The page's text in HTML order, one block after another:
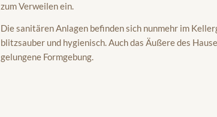
zum Verweilen ein.
Die sanitären Anlagen befinden sich nunmehr im
blitzsauber und hygienisch. Auch das Äußere des
gelungene Formgebung.